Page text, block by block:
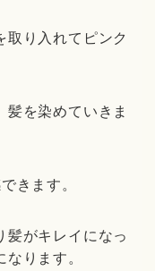
取り入れてピンク
を染めていきま
きます。
髪がキレイになっ
ります。